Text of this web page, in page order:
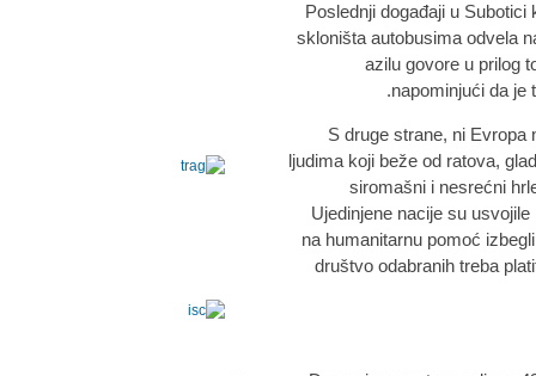
Poslednji događaji u
skloništa autobusima odvela
azilu govore u prilog
napominjući da je
S druge strane, ni Evropa
ljudima koji beže od ratova,
siromašni i nesrećni
Ujedinjene nacije su
na humanitarnu pomoć
društvo odabranih treba